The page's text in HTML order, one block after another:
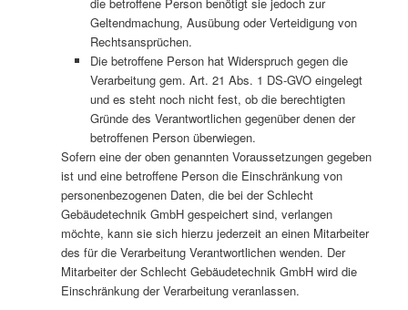
Geltendmachung, Ausübung oder Verteidigung von
Rechtsansprüchen.
Die betroffene Person hat Widerspruch gegen die
Verarbeitung gem. Art. 21 Abs. 1 DS-GVO eingelegt
und es steht noch nicht fest, ob die berechtigten
Gründe des Verantwortlichen gegenüber denen der
betroffenen Person überwiegen.
Sofern eine der oben genannten Voraussetzungen gegeben
ist und eine betroffene Person die Einschränkung von
personenbezogenen Daten, die bei der Schlecht
Gebäudetechnik GmbH gespeichert sind, verlangen
möchte, kann sie sich hierzu jederzeit an einen Mitarbeiter
des für die Verarbeitung Verantwortlichen wenden. Der
Mitarbeiter der Schlecht Gebäudetechnik GmbH wird die
Einschränkung der Verarbeitung veranlassen.